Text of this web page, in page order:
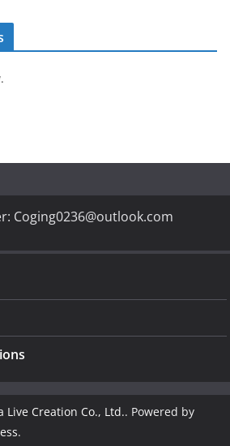
Coging0236@outlook.com
Live Creation Co., Ltd.. Powered by
.